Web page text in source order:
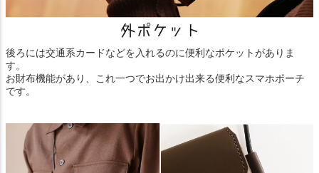
後ろには交通系カードなどを入れるのに便利なポケットがありま
す。
お財布機能があり、これ一つでお出かけ出来る便利なスマホポーチ
です。